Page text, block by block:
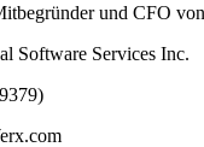
und CFO
Software Services Inc.